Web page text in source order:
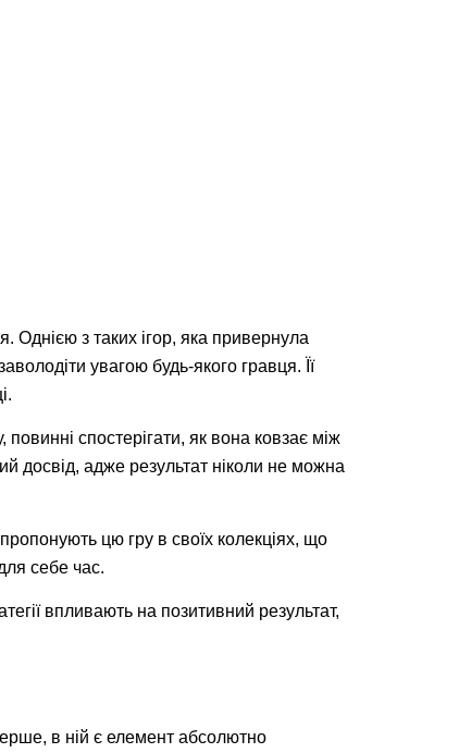
Однією з таких ігор, яка привернула
увагою будь-якого гравця. Її
спостерігати, як вона ковзає між
досвід, адже результат ніколи не можна
цю гру в своїх колекціях, що
себе час.
впливають на позитивний результат,
в ній є елемент абсолютно